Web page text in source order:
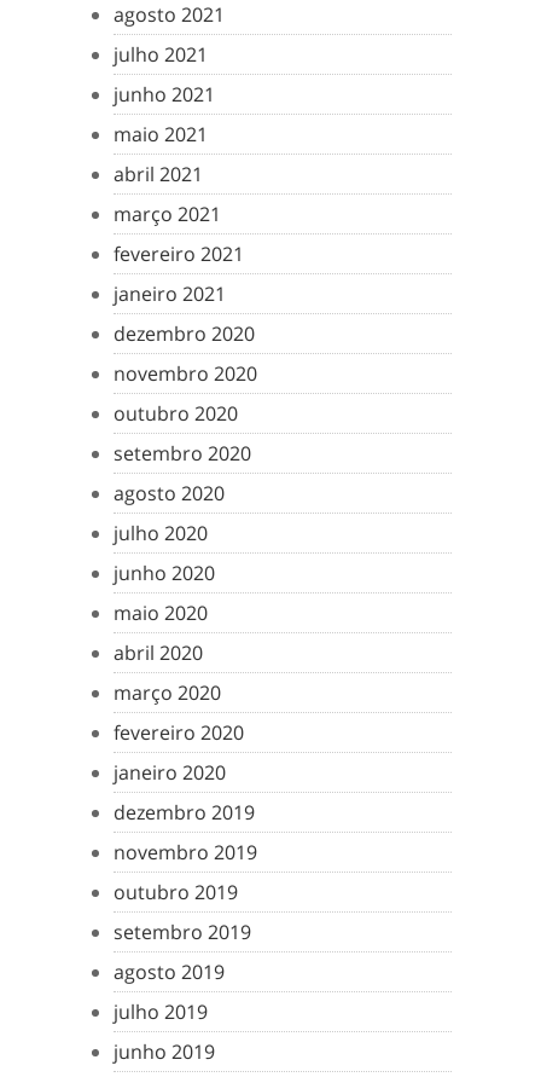
agosto 2021
julho 2021
junho 2021
maio 2021
abril 2021
março 2021
fevereiro 2021
janeiro 2021
dezembro 2020
novembro 2020
outubro 2020
setembro 2020
agosto 2020
julho 2020
junho 2020
maio 2020
abril 2020
março 2020
fevereiro 2020
janeiro 2020
dezembro 2019
novembro 2019
outubro 2019
setembro 2019
agosto 2019
julho 2019
junho 2019